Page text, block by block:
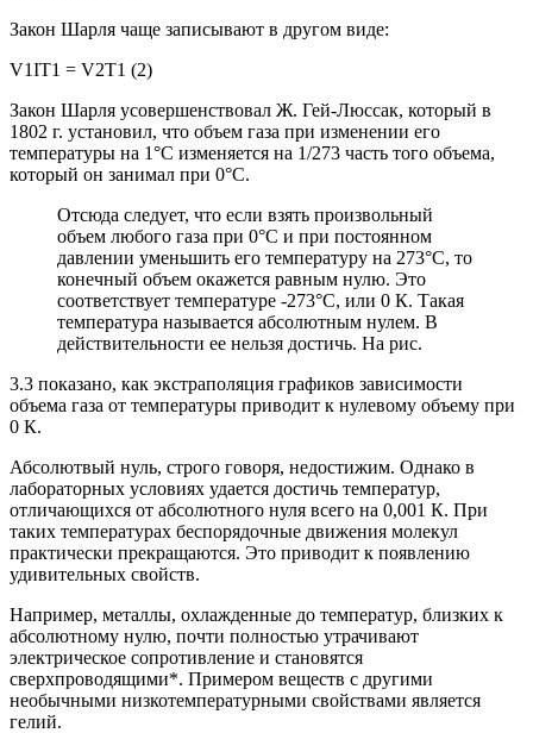
Закон Шарля чаще записывают в другом виде:
V1IT1 = V2T1 (2)
Закон Шарля усовершенствовал Ж. Гей-Люссак, который в
1802 г. установил, что объем газа при изменении его
температуры на 1°С изменяется на 1/273 часть того объема,
который он занимал при 0°С.
Отсюда следует, что если взять произвольный
объем любого газа при 0°С и при постоянном
давлении уменьшить его температуру на 273°С, то
конечный объем окажется равным нулю. Это
соответствует температуре -273°С, или 0 К. Такая
температура называется абсолютным нулем. В
действительности ее нельзя достичь. На рис.
3.3 показано, как экстраполяция графиков зависимости
объема газа от температуры приводит к нулевому объему при
0 К.
Абсолютвый нуль, строго говоря, недостижим. Однако в
лабораторных условиях удается достичь температур,
отличающихся от абсолютного нуля всего на 0,001 К. При
таких температурах беспорядочные движения молекул
практически прекращаются. Это приводит к появлению
удивительных свойств.
Например, металлы, охлажденные до температур, близких к
абсолютному нулю, почти полностью утрачивают
электрическое сопротивление и становятся
сверхпроводящими*. Примером веществ с другими
необычными низкотемпературными свойствами является
гелий.